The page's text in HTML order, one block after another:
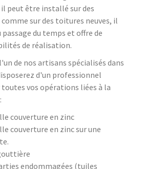
peut être installé sur des
sur des toitures neuves, il
du temps et offre de
de réalisation.
de nos artisans spécialisés dans
d'un professionnel
vos opérations liées à la
couverture en zinc
couverture en zinc sur une
endommagées (tuiles